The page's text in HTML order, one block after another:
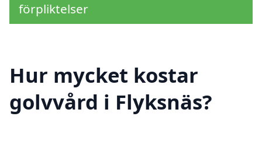
förpliktelser
Hur mycket kostar
golvvård i Flyksnäs?